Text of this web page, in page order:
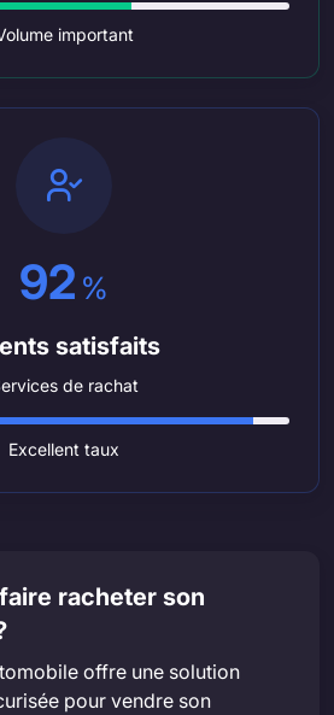
important
92 %
satisfaits
de rachat
Excellent taux
racheter son
offre une solution
pour vendre son